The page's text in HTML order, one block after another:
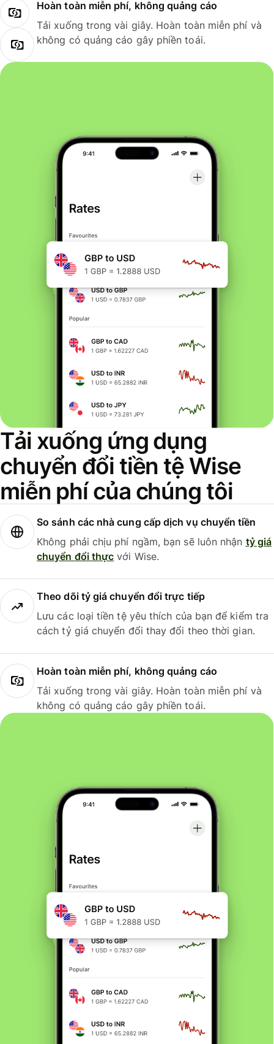
Hoàn toàn miễn phí, không quảng cáo
Tải xuống trong vài giây. Hoàn toàn miễn phí và
không có quảng cáo gây phiền toái.
Tải xuống ứng dụng
chuyển đổi tiền tệ Wise
miễn phí của chúng tôi
So sánh các nhà cung cấp dịch vụ chuyển tiền
Không phải chịu phí ngầm, bạn sẽ luôn nhận tỷ giá
chuyển đổi thực với Wise.
Theo dõi tỷ giá chuyển đổi trực tiếp
Lưu các loại tiền tệ yêu thích của bạn để kiểm tra
cách tỷ giá chuyển đổi thay đổi theo thời gian.
Hoàn toàn miễn phí, không quảng cáo
Tải xuống trong vài giây. Hoàn toàn miễn phí và
không có quảng cáo gây phiền toái.